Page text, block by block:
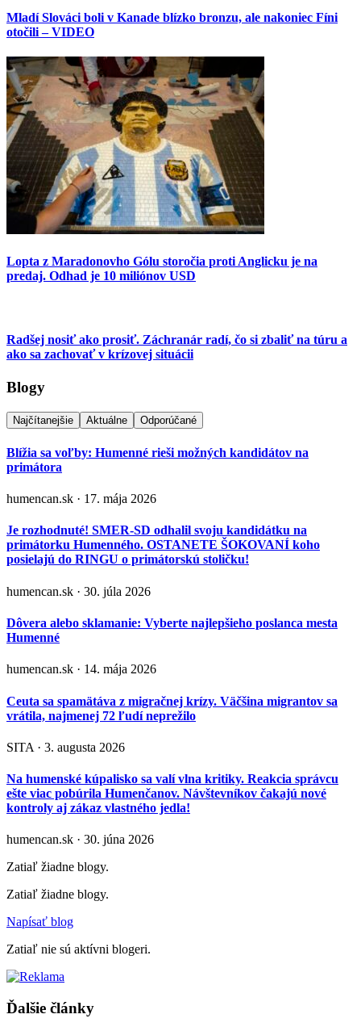
Mladí Slováci boli v Kanade blízko bronzu, ale nakoniec Fíni
otočili – VIDEO
Lopta z Maradonovho Gólu storočia proti Anglicku je na
predaj. Odhad je 10 miliónov USD
Radšej nosiť ako prosiť. Záchranár radí, čo si zbaliť na túru a
ako sa zachovať v krízovej situácii
Blogy
Najčítanejšie Aktuálne Odporúčané
Blížia sa voľby: Humenné rieši možných kandidátov na
primátora
humencan.sk · 17. mája 2026
Je rozhodnuté! SMER-SD odhalil svoju kandidátku na
primátorku Humenného. OSTANETE ŠOKOVANÍ koho
posielajú do RINGU o primátorskú stoličku!
humencan.sk · 30. júla 2026
Dôvera alebo sklamanie: Vyberte najlepšieho poslanca mesta
Humenné
humencan.sk · 14. mája 2026
Ceuta sa spamätáva z migračnej krízy. Väčšina migrantov sa
vrátila, najmenej 72 ľudí neprežilo
SITA · 3. augusta 2026
Na humenské kúpalisko sa valí vlna kritiky. Reakcia správcu
ešte viac pobúrila Humenčanov. Návštevníkov čakajú nové
kontroly aj zákaz vlastného jedla!
humencan.sk · 30. júna 2026
Zatiaľ žiadne blogy.
Zatiaľ žiadne blogy.
Napísať blog
Zatiaľ nie sú aktívni blogeri.
Ďalšie články